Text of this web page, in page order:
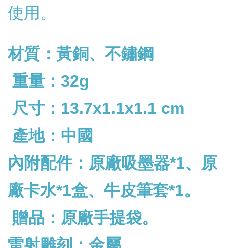
使用。
材質：黃銅、不鏽鋼
重量：32g
尺寸：13.7x1.1x1.1 cm
產地：中國
內附配件： 原廠吸墨器*1、原
廠卡水*1盒、牛皮筆套*1。
贈品：原廠手提袋。